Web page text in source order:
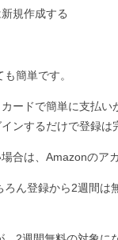
規作成する
簡単です。
ードで簡単に支払
ンするだけで登録は
合は、Amazonのア
ん登録から2週間は